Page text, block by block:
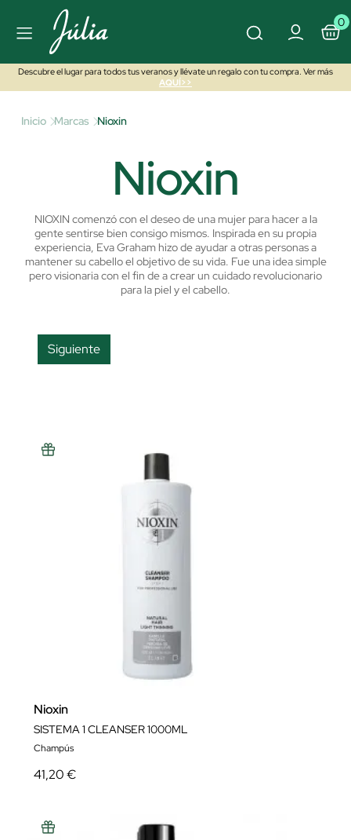
0
Descubre el lugar para todos tus veranos y llévate un regalo con tu compra. Ver más
AQUÍ>>
Inicio Marcas Nioxin
Nioxin
NIOXIN comenzó con el deseo de una mujer para hacer a la
gente sentirse bien consigo mismos. Inspirada en su propia
experiencia, Eva Graham hizo de ayudar a otras personas a
mantener su cabello el objetivo de su vida. Fue una idea simple
pero visionaria con el fin de a crear un cuidado revolucionario
para la piel y el cabello.
Siguiente
Nioxin
SISTEMA 1 CLEANSER 1000ML
Champús
41,20 €